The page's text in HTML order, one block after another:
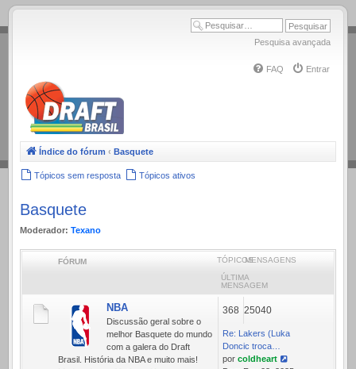
.
Pesquisa avançada
FAQ Entrar
Índice do fórum ‹ Basquete
Tópicos sem resposta Tópicos ativos
Basquete
Moderador: Texano
FÓRUM TÓPICOSMENSAGENS
ÚLTIMA
MENSAGEM
NBA
Discussão geral sobre o
melhor Basquete do mundo
com a galera do Draft
Brasil. História da NBA e muito mais!
368 25040
Re: Lakers (Luka
Doncic troca…
por coldheart